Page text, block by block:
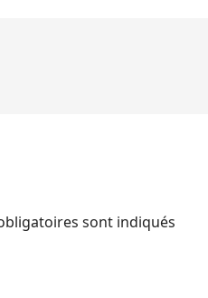
sont indiqués